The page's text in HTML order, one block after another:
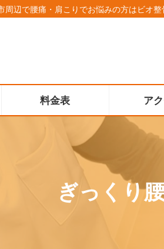
周辺で腰痛・肩こりでお悩みの方はビオ整
料金表 ア
ぎっくり